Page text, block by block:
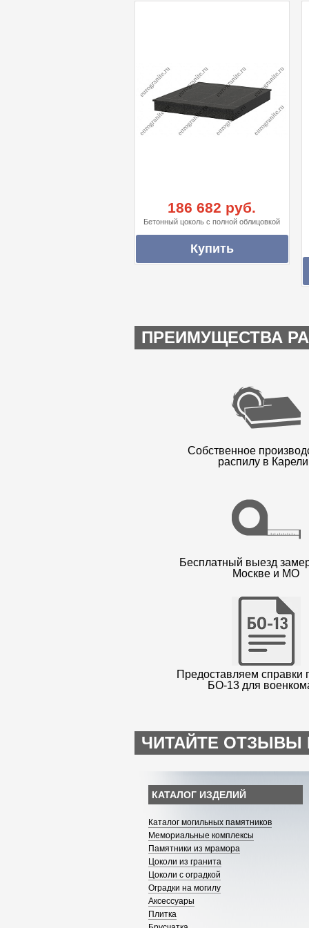
186 682 руб.
Бетонный цоколь с полной облицовкой
ПРЕИМУЩЕСТВА
Собственное
распилу в
Бесплатный выезд
Москве и МО
Предоставляем справки
БО-13 для
ЧИТАЙТЕ ОТЗЫВЫ
КАТАЛОГ ИЗДЕЛИЙ
Каталог могильных памятников
Мемориальные комплексы
Памятники из мрамора
Цоколи из гранита
Цоколи с оградкой
Оградки на могилу
Аксессуары
Плитка